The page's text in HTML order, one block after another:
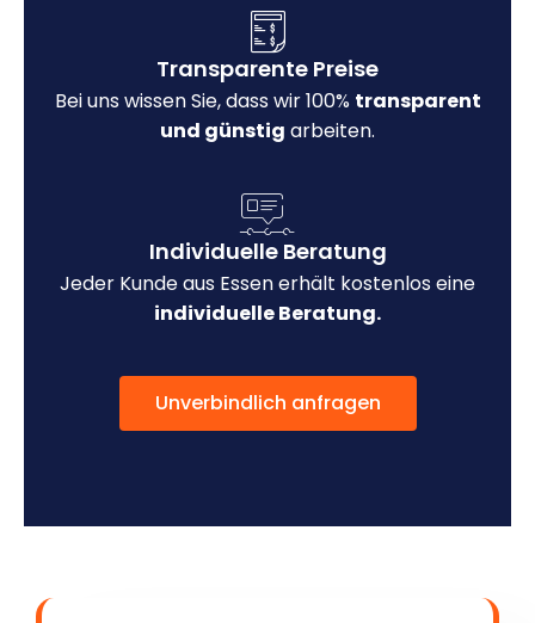
Transparente Preise
Bei uns wissen Sie, dass wir 100% transparent
und günstig arbeiten.
Individuelle Beratung
Jeder Kunde aus Essen erhält kostenlos eine
individuelle Beratung.
Unverbindlich anfragen